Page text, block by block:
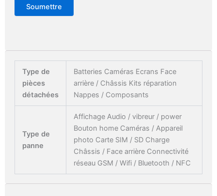
Type de
pièces
détachées
Batteries Caméras Ecrans Face
arrière / Châssis Kits réparation
Nappes / Composants
Type de
panne
Affichage Audio / vibreur / power
Bouton home Caméras / Appareil
photo Carte SIM / SD Charge
Châssis / Face arrière Connectivité
réseau GSM / Wifi / Bluetooth / NFC